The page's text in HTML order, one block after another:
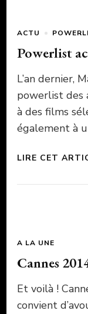
ACTU
Powerlist
L’an dernier,
powerlist des
à des films
également à
LIRE CET
A LA UNE
Cannes
Et voilà !
convient